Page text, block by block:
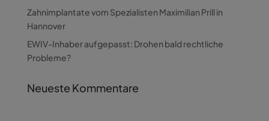
Zahnimplantate vom Spezialisten Maximilian Prill in
Hannover
EWIV-Inhaber aufgepasst: Drohen bald rechtliche
Probleme?
Neueste Kommentare